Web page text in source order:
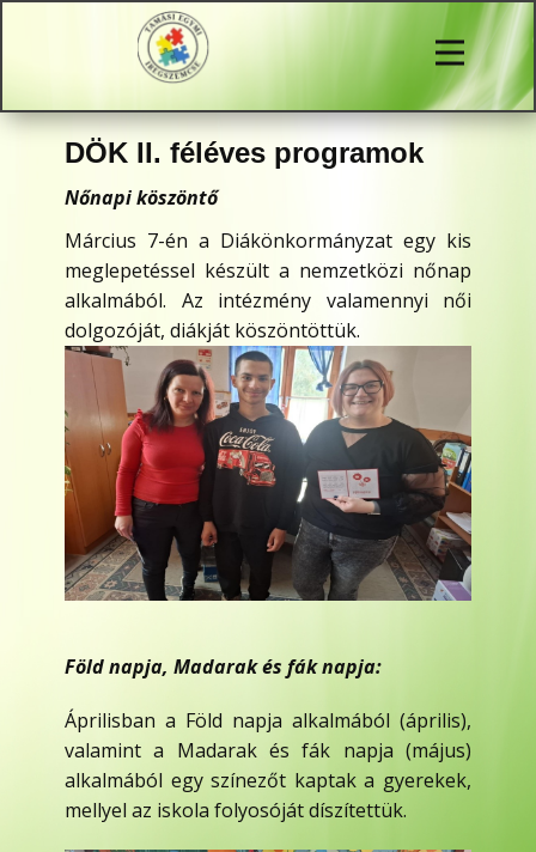
DÖK II. féléves programok
Nőnapi köszöntő
Március 7-én a Diákönkormányzat egy kis
meglepetéssel készült a nemzetközi nőnap
alkalmából. Az intézmény valamennyi női
dolgozóját, diákját köszöntöttük.
Föld napja, Madarak és fák napja:
Áprilisban a Föld napja alkalmából (április),
valamint a Madarak és fák napja (május)
alkalmából egy színezőt kaptak a gyerekek,
mellyel az iskola folyosóját díszítettük.